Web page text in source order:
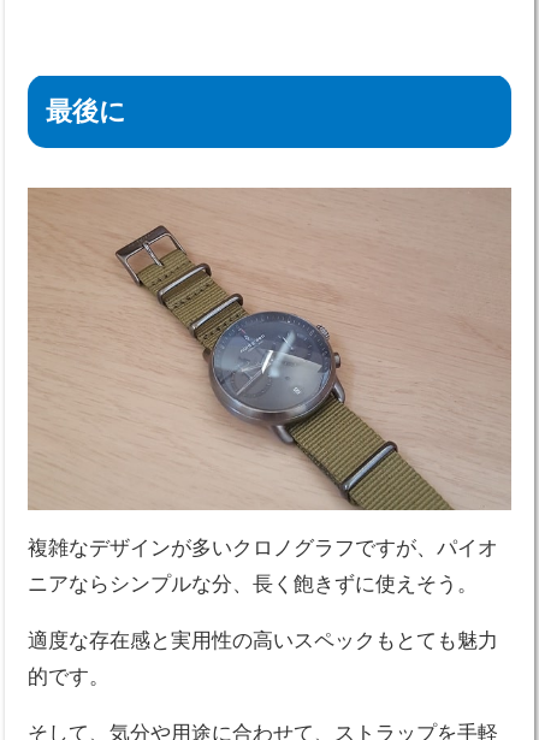
最後に
複雑なデザインが多いクロノグラフですが、パイオ
ニアならシンプルな分、長く飽きずに使えそう。
適度な存在感と実用性の高いスペックもとても魅力
的です。
そして、気分や用途に合わせて、ストラップを手軽